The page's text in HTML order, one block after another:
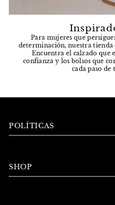
Para mujeres que
determinación, nuestra tienda
Encuentra el calzado que
confianza y los bolsos que
cada paso de
POLÍTICAS
SHOP